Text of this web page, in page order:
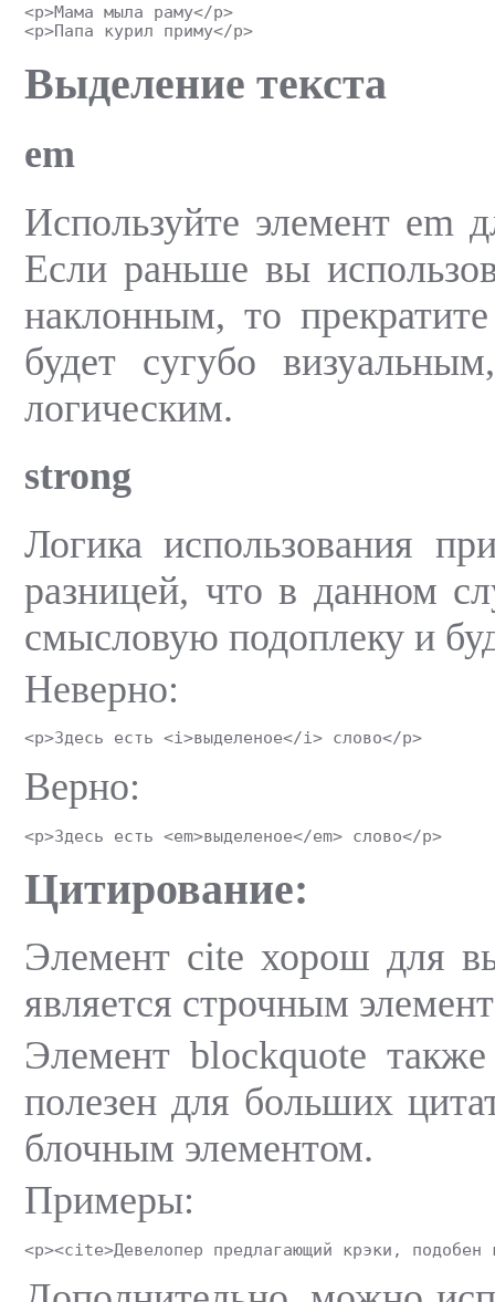
<p>Мама мыла раму</p>
<p>Папа курил приму</p>
Выделение текста
em
Используйте элемент em
Если раньше вы
наклонным, то
будет сугубо
логическим.
strong
Логика использования
разницей, что в данном
смысловую подоплеку и
Неверно:
<p>Здесь есть <i>выделеное</i> слово</p>
Верно:
<p>Здесь есть <em>выделеное</em> слово</p>
Цитирование:
Элемент cite хорош для
является строчным
Элемент blockquote
полезен для больших
блочным элементом.
Примеры:
<p><cite>Девелопер предлагающий крэки,